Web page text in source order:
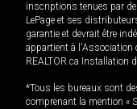
inscriptions tenues par
LePage et ses
garantie et devrait être
appartient à l'Association
REALTOR.ca Installation
*Tous les bureaux sont
comprenant la mention «